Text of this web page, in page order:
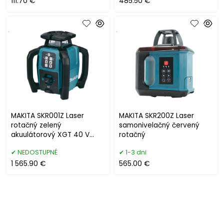
MAKITA SKR001Z Laser
rotačný zelený
akuulátorový XGT 40 V
max
.
NEDOSTUPNÉ
1 565.90 €
MAKITA SKR200Z Laser
samonivelačný červený
rotačný
.
1-3 dni
565.00 €